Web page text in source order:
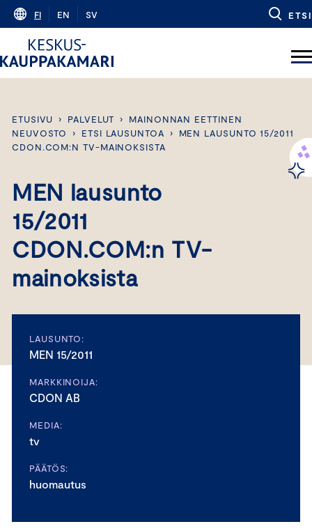
Skip
content
FI EN SV ETSI
ETUSIVU › PALVELUT ›
MAINONNAN EETTINEN
NEUVOSTO
› ETSI LAUSUNTOA ›
MEN LAUSUNTO 15/2011
CDON.COM:N TV-MAINOKSISTA
MEN lausunto
15/2011
CDON.COM:n TV-
mainoksista
LAUSUNTO:
MEN 15/2011
MARKKINOIJA:
CDON AB
MEDIA:
tv
PÄÄTÖS:
huomautus